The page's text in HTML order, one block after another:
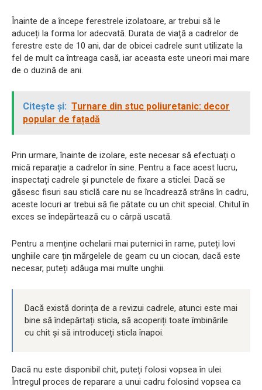
Înainte de a începe ferestrele izolatoare, ar trebui să le
aduceți la forma lor adecvată. Durata de viață a cadrelor de
ferestre este de 10 ani, dar de obicei cadrele sunt utilizate la
fel de mult ca întreaga casă, iar aceasta este uneori mai mare
de o duzină de ani.
Citește și: Turnare din stuc poliuretanic: decor
popular de fațadă
Prin urmare, înainte de izolare, este necesar să efectuați o
mică reparație a cadrelor în sine. Pentru a face acest lucru,
inspectați cadrele și punctele de fixare a sticlei. Dacă se
găsesc fisuri sau sticlă care nu se încadrează strâns în cadru,
aceste locuri ar trebui să fie pătate cu un chit special. Chitul în
exces se îndepărtează cu o cârpă uscată.
Pentru a menține ochelarii mai puternici în rame, puteți lovi
unghiile care țin mărgelele de geam cu un ciocan, dacă este
necesar, puteți adăuga mai multe unghii.
Dacă există dorința de a revizui cadrele, atunci este mai
bine să îndepărtați sticla, să acoperiți toate îmbinările
cu chit și să introduceți sticla înapoi.
Dacă nu este disponibil chit, puteți folosi vopsea în ulei.
Întregul proces de reparare a unui cadru folosind vopsea ca